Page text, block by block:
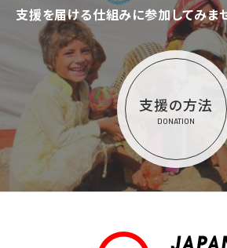
支援を届ける仕組みに参加してみま
支援の方法
DONATION